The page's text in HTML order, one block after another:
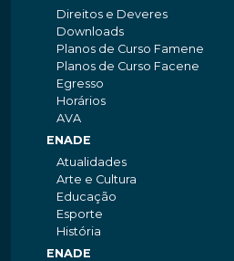
Direitos e Deveres
Downloads
Planos de Curso Famene
Planos de Curso Facene
Egresso
Horários
AVA
ENADE
Atualidades
Arte e Cultura
Educação
Esporte
História
ENADE